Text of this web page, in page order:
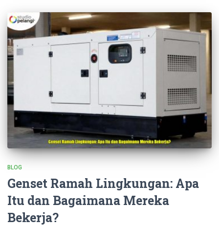
BLOG
Genset Ramah Lingkungan: Apa
Itu dan Bagaimana Mereka
Bekerja?